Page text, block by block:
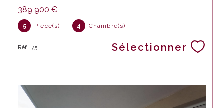
389 900 €
5 Pièce(s) 4 Chambre(s)
Réf : 75 Sélectionner